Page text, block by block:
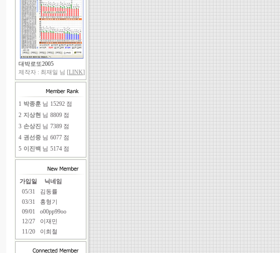
대박로또2005
제작자 : 최재일 님 [LINK]
1 박종훈 님 15292 점
2 지상현 님 8809 점
3 손상진 님 7389 점
4 권선중 님 6077 점
5 이진백 님 5174 점
가입일
닉네임
05/31
김동률
03/31
홍형기
09/01
o00pp99oo
12/27
이재민
11/20
이희철